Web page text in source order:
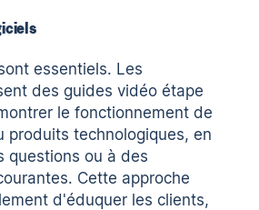
essentiels. Les
des guides vidéo étape
le fonctionnement de
produits technologiques, en
questions ou à des
Cette approche
d'éduquer les clients,